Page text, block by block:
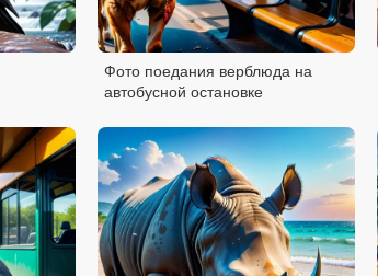
Фото поедания верблюда на
автобусной остановке